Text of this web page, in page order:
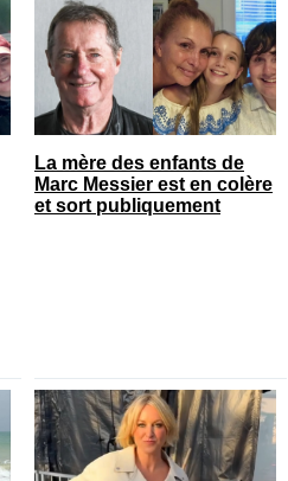
La mère des enfants de
Marc Messier est en colère
et sort publiquement